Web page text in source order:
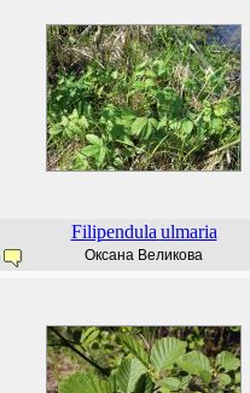
Filipendula ulmaria
Оксана Великова